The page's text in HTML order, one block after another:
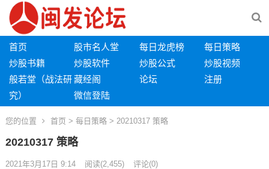
首页 股市名人堂 每日龙虎榜
每日策略
炒股书籍
炒股软件 炒股公式
炒股视频
般若堂（战法研
究）
藏经阁 论坛
注册
微信登陆
您的位置 首页 > 每日策略 > 20210317 策略
20210317 策略
2021年3月17日 9:14 阅读(2,455) 评论(0)